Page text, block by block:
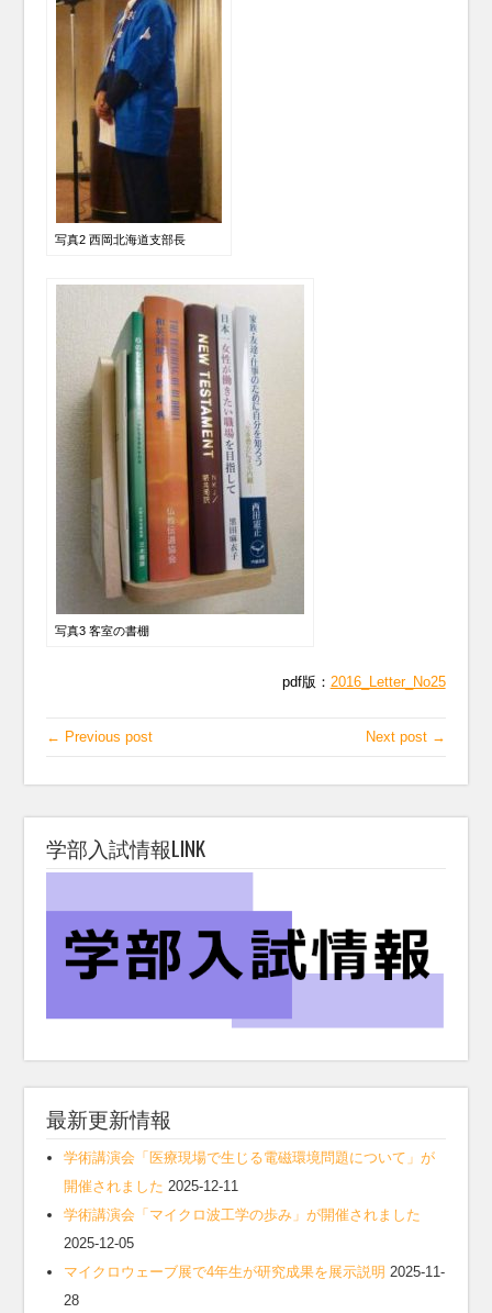
写真2 西岡北海道支部長
写真3 客室の書棚
pdf版： 2016_Letter_No25
← Previous post Next post →
学部入試情報LINK
最新更新情報
学術講演会「医療現場で生じる電磁環境問題について」が
開催されました 2025-12-11
学術講演会「マイクロ波工学の歩み」が開催されました
2025-12-05
マイクロウェーブ展で4年生が研究成果を展示説明 2025-11-
28